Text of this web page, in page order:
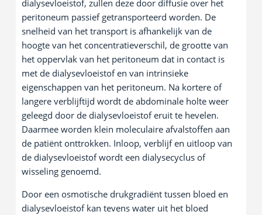
dialysevloeistof, zullen deze door diffusie over het
peritoneum passief getransporteerd worden. De
snelheid van het transport is afhankelijk van de
hoogte van het concentratieverschil, de grootte van
het oppervlak van het peritoneum dat in contact is
met de dialysevloeistof en van intrinsieke
eigenschappen van het peritoneum. Na kortere of
langere verblijftijd wordt de abdominale holte weer
geleegd door de dialysevloeistof eruit te hevelen.
Daarmee worden klein moleculaire afvalstoffen aan
de patiënt onttrokken. Inloop, verblijf en uitloop van
de dialysevloeistof wordt een dialysecyclus of
wisseling genoemd.
Door een osmotische drukgradiënt tussen bloed en
dialysevloeistof kan tevens water uit het bloed